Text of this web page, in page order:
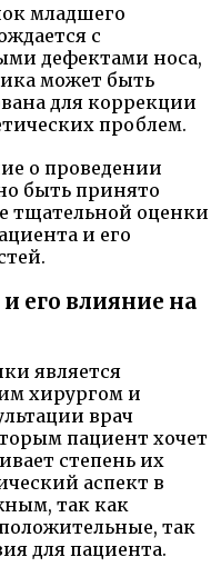
младшего
с
дефектами носа,
может быть
для коррекции
проблем.
о проведении
быть принято
тщательной оценки
и его
его влияние на
является
хирургом и
врач
пациент хочет
степень их
аспект в
так как
так
для пациента.